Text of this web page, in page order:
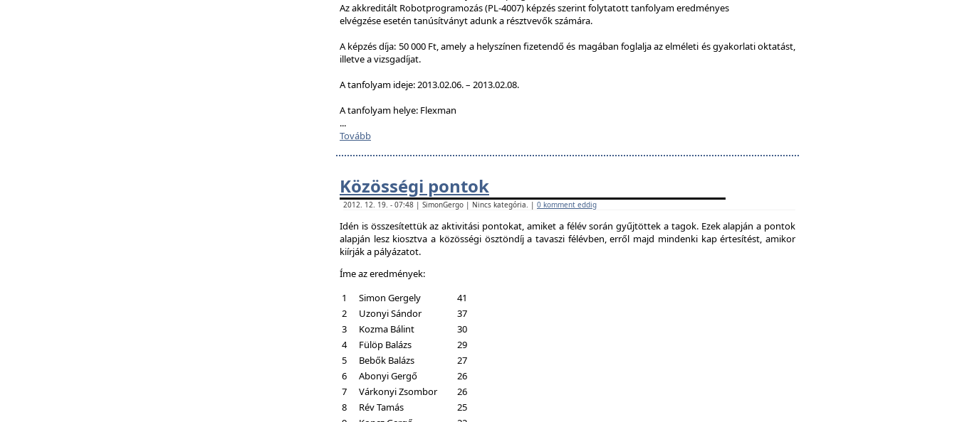
Az akkreditált Robotprogramozás (PL-4007) képzés szerint folytatott tanfolyam eredményes
elvégzése esetén tanúsítványt adunk a résztvevők számára.
A képzés díja: 50 000 Ft, amely a helyszínen fizetendő és magában foglalja az elméleti és gyakorlati oktatást,
illetve a vizsgadíjat.
A tanfolyam ideje: 2013.02.06. – 2013.02.08.
A tanfolyam helye: Flexman
...
Tovább
Közösségi pontok
2012. 12. 19. - 07:48 | SimonGergo | Nincs kategória. | 0 komment eddig
Idén is összesítettük az aktivitási pontokat, amiket a félév során gyűjtöttek a tagok. Ezek alapján a pontok
alapján lesz kiosztva a közösségi ösztöndíj a tavaszi félévben, erről majd mindenki kap értesítést, amikor
kiírják a pályázatot.
Íme az eredmények:
1
Simon Gergely
41
2
Uzonyi Sándor
37
3
Kozma Bálint
30
4
Fülöp Balázs
29
5
Bebők Balázs
27
6
Abonyi Gergő
26
7
Várkonyi Zsombor
26
8
Rév Tamás
25